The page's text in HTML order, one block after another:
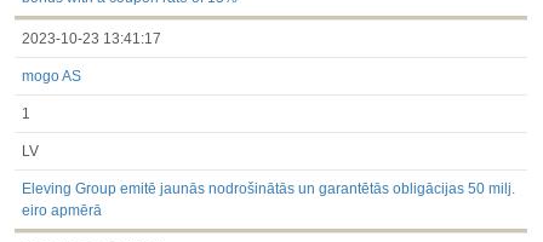
2023-10-23 13:41:17
mogo AS
1
LV
Eleving Group emitē jaunās nodrošinātās un garantētās obligācijas 50 milj.
eiro apmērā